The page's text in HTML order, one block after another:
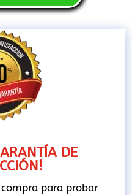
DE
para probar